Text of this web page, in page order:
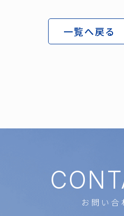
一覧へ戻る
お問い合